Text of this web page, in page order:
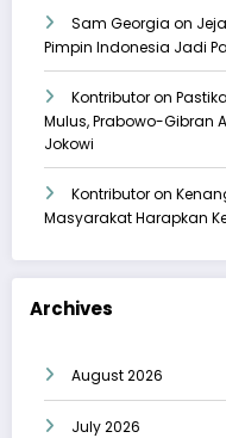
Sam Georgia on
Pimpin Indonesia Jadi
Kontributoron
Mulus, Prabowo-Gibran
Jokowi
Kontributoron
Masyarakat Harapkan
Archives
August 2026
July 2026